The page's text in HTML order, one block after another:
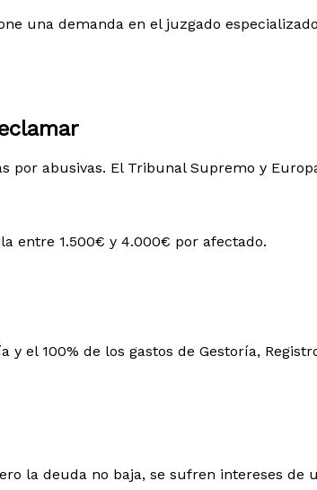
una demanda en el juzgado
por abusivas. El Tribunal Supremo y
entre 1.500€ y 4.000€ por afectado.
el 100% de los gastos de Gestoría,
la deuda no baja, se sufren intereses